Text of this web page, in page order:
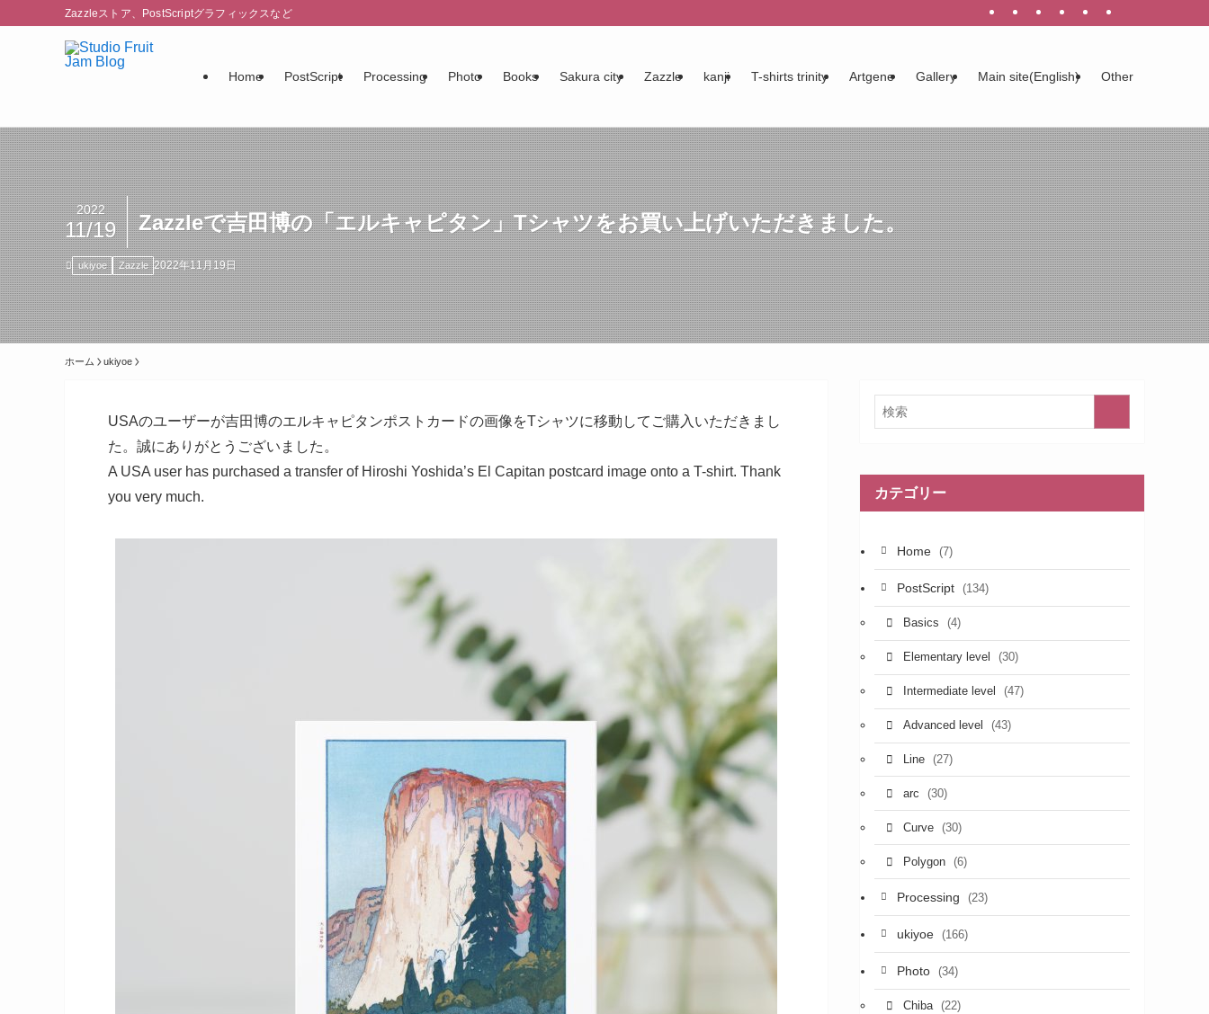
Zazzleストア、PostScriptグラフィックスなど
Home PostScript Processing Photo Books Sakura city Zazzle kanji T-shirts trinity Artgene Gallery Main site(English) Other
Zazzleで吉田博の「エルキャピタン」Tシャツをお買い上げいただきました。
2022
11/19
ukiyoe Zazzle 2022年11月19日
ホーム ukiyoe
USAのユーザーが吉田博のエルキャピタンポストカードの画像をTシャツに移動してご購入いただきまし
た。誠にありがとうございました。
A USA user has purchased a transfer of Hiroshi Yoshida’s El Capitan postcard image onto a T-shirt. Thank
you very much.
カテゴリー
Home (7)
PostScript (134)
Basics (4)
Elementary level (30)
Intermediate level (47)
Advanced level (43)
Line (27)
arc (30)
Curve (30)
Polygon (6)
Processing (23)
ukiyoe (166)
Photo (34)
Chiba (22)